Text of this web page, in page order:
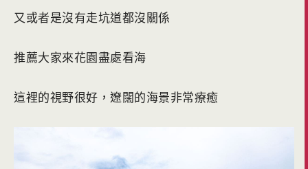
又或者是沒有走坑道都沒關係
推薦大家來花園盡處看海
這裡的視野很好，遼闊的海景非常療癒